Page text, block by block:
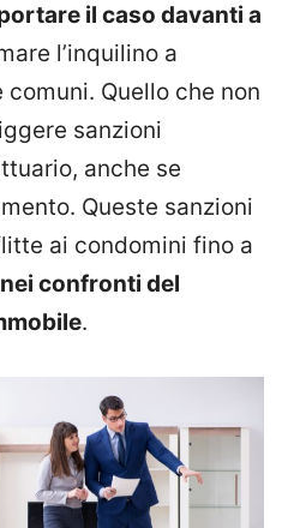
il caso davanti a
l’inquilino a
Quello che non
sanzioni
anche se
Queste sanzioni
ai condomini fino a
confronti del
.